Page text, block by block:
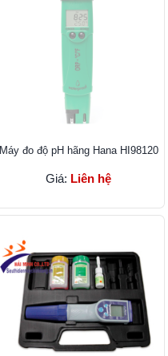
Máy đo độ pH hãng Hana HI98120
Giá: Liên hệ